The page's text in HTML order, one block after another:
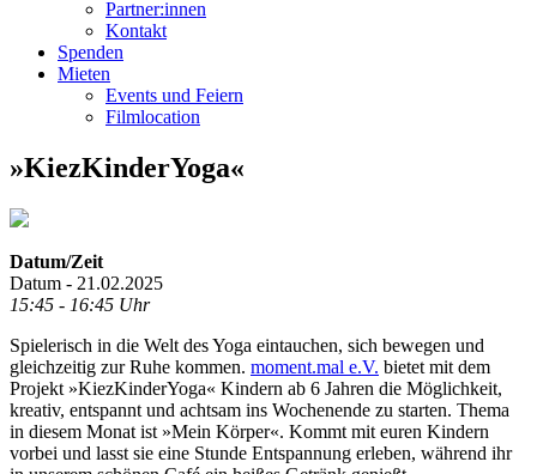
Partner:innen
Kontakt
Spenden
Mieten
Events und Feiern
Filmlocation
»KiezKinderYoga«
Datum/Zeit
Datum - 21.02.2025
15:45 - 16:45 Uhr
Spielerisch in die Welt des Yoga eintauchen, sich bewegen und
gleichzeitig zur Ruhe kommen. moment.mal e.V. bietet mit dem
Projekt »KiezKinderYoga« Kindern ab 6 Jahren die Möglichkeit,
kreativ, entspannt und achtsam ins Wochenende zu starten. Thema
in diesem Monat ist »Mein Körper«. Kommt mit euren Kindern
vorbei und lasst sie eine Stunde Entspannung erleben, während ihr